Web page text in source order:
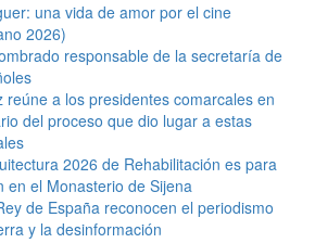
una vida de amor por el cine
2026)
responsable de la secretaría de
reúne a los presidentes comarcales en
del proceso que dio lugar a estas
2026 de Rehabilitación es para
en el Monasterio de Sijena
de España reconocen el periodismo
y la desinformación